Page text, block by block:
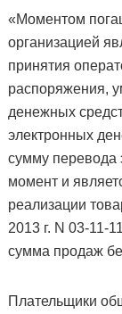
«Моментом
организацией
принятия
распоряжения,
денежных
электронных
сумму перевода
момент и
реализации
2013 г. N 03-11-
сумма продаж
Плательщики